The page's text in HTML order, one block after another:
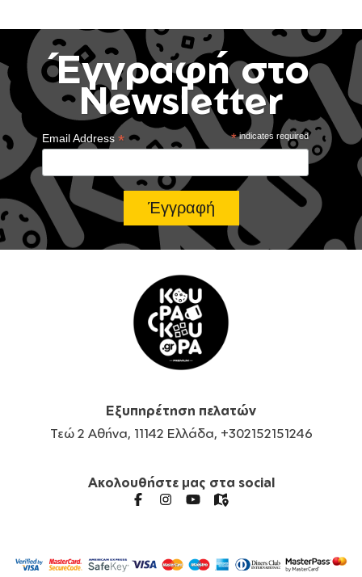
Έγγραφή στο
Newsletter
*indicates required
Email Address*
Εξυπηρέτηση πελατών
Τεώ 2 Αθήνα, 11142 Ελλάδα, +302152151246
Ακολουθήστε μας στα social